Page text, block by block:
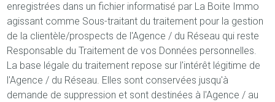
enregistrées dans un fichier informatisé par La Boite Immo
agissant comme Sous-traitant du traitement pour la gestion
de la clientèle/prospects de l'Agence / du Réseau qui reste
Responsable du Traitement de vos Données personnelles.
La base légale du traitement repose sur l'intérêt légitime de
l'Agence / du Réseau. Elles sont conservées jusqu'à
demande de suppression et sont destinées à l'Agence / au